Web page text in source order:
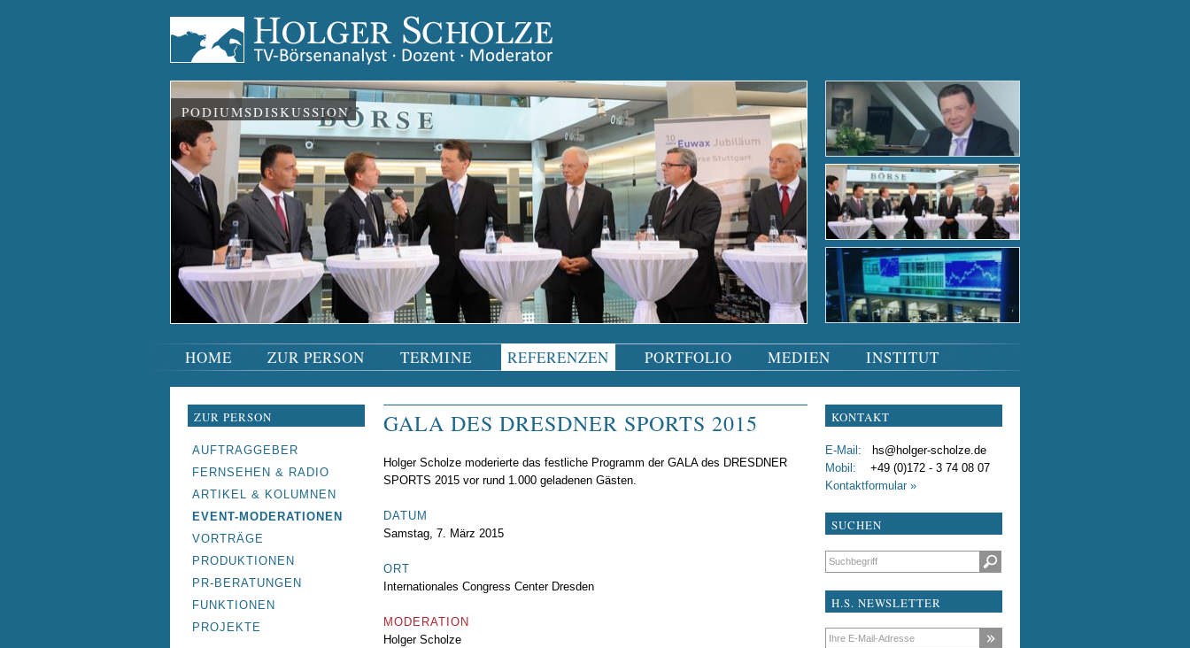
PODIUMSDISKUSSION
Der Börsensaal bei Nacht
Tiefgründige Gespräche
Podiumsdiskussion
Der Börsensaal bei Nacht
testxdddfdf
Liebe Kollegen
Navigation
überspringen
HOME ZUR PERSON TERMINE REFERENZEN PORTFOLIO MEDIEN INSTITUT
GALA DES DRESDNER SPORTS 2015
Holger Scholze moderierte das festliche Programm der GALA des DRESDNER
SPORTS 2015 vor rund 1.000 geladenen Gästen.
DATUM
Samstag, 7. März 2015
ORT
Internationales Congress Center Dresden
MODERATION
Holger Scholze
ZUR PERSON
NAVIGATION
ÜBERSPRINGEN
AUFTRAGGEBER
FERNSEHEN & RADIO
ARTIKEL & KOLUMNEN
EVENT-MODERATIONEN
VORTRÄGE
PRODUKTIONEN
PR-BERATUNGEN
FUNKTIONEN
PROJEKTE
KONTAKT
E-Mail:
hs@holger-scholze.de
Mobil: +49 (0)172 - 3 74 08 07
Kontaktformular »
SUCHEN
Suchbegriffe
H.S. NEWSLETTER
E-Mail-Adresse